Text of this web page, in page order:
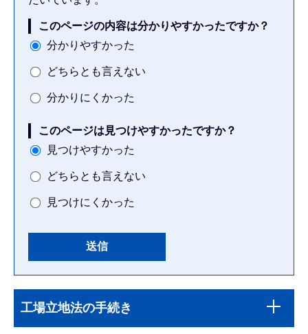
このページの内容は分かりやすかったですか？
分かりやすかった
どちらとも言えない
分かりにくかった
このページは見つけやすかったですか？
見つけやすかった
どちらとも言えない
見つけにくかった
文
工場立地法の手続き